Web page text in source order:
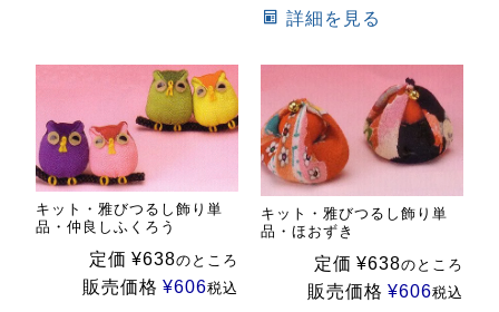
詳細を見る
キット・雅びつるし飾り単
品・仲良しふくろう
定価 ¥638のところ
販売価格 ¥606税込
キット・雅びつるし飾り単
品・ほおずき
定価 ¥638のところ
販売価格 ¥606税込